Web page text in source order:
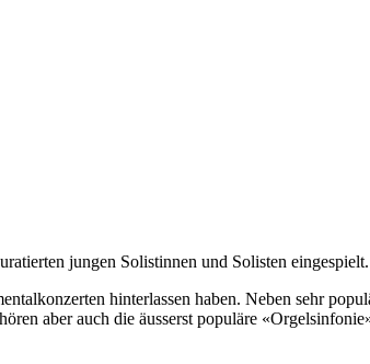
jungen Solistinnen und Solisten eingespielt.
hinterlassen haben. Neben sehr
aber auch die äusserst populäre